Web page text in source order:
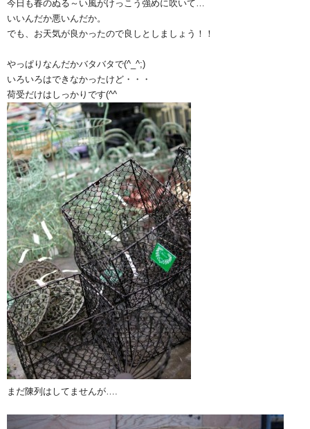
今日も春のぬる～い風がけっこう強めに吹いて…
いいんだか悪いんだか。
でも、お天気が良かったので良しとしましょう！！
やっぱりなんだかバタバタで(^_^;)
いろいろはできなかったけど・・・
荷受だけはしっかりです(^^ゞ
まだ陳列はしてませんが….